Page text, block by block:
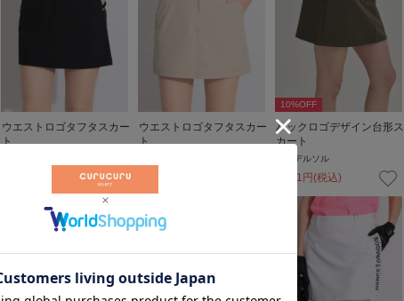
ウエストロゴタフタスカー
ト
ウエストロゴタフタスカー
ト
10%OFF
バックロゴデザイン台形ス
カート
モナデルソル
9,801 円 (税込)